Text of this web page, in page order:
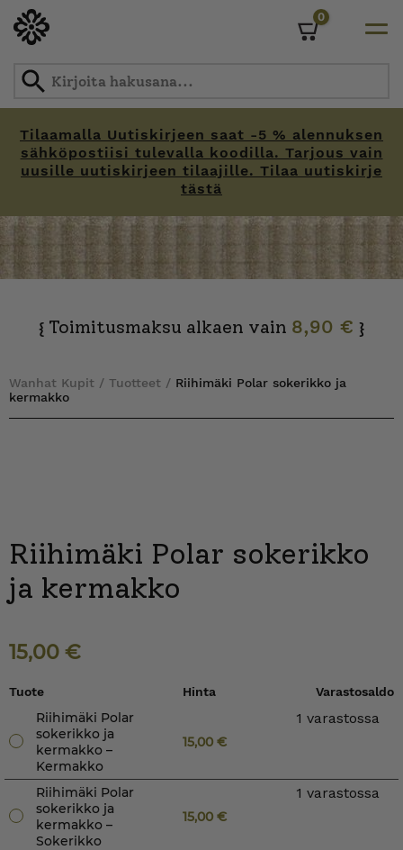
Tilaamalla Uutiskirjeen saat -5 % alennuksen
sähköpostiisi tulevalla koodilla. Tarjous vain
uusille uutiskirjeen tilaajille. Tilaa uutiskirje
tästä
0
{ Toimitusmaksu alkaen vain 8,90 € }
Wanhat Kupit / Tuotteet / Riihimäki Polar sokerikko ja
kermakko
Riihimäki Polar sokerikko
ja kermakko
15,00 €
Tuote Hinta Varastosaldo
Riihimäki Polar
sokerikko ja
kermakko –
Kermakko
15,00€
1 varastossa
Riihimäki Polar
sokerikko ja
kermakko –
Sokerikko
15,00€
1 varastossa